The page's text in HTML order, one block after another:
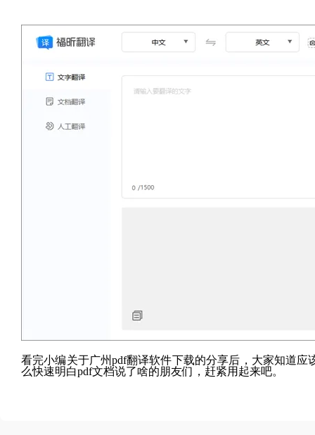
看完小编关于广州pdf翻译软件下载的分享后，大家知道应
么快速明白pdf文档说了啥的朋友们，赶紧用起来吧。